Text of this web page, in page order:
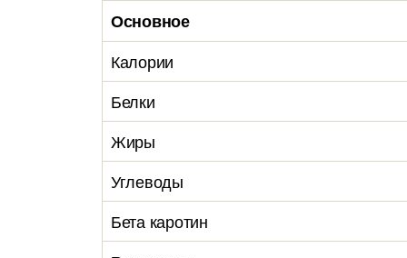
Основное
Калории
Белки
Жиры
Углеводы
Бета каротин